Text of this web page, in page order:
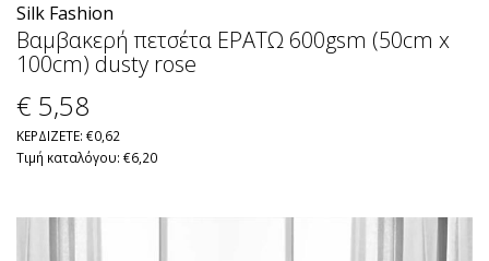
Silk Fashion
Βαμβακερή πετσέτα ΕΡΑΤΩ 600gsm (50cm x
100cm) dusty rose
€ 5,58
ΚΕΡΔΙΖΕΤΕ: €0,62
Τιμή καταλόγου: €6,20